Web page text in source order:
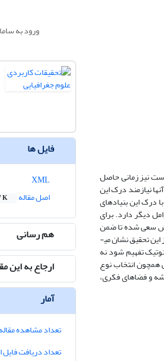
ورود به
نیز زمانی حاصل
نیازمند درک این
درک این بنیادهای
دیگر دارد. برای
سعی شده تا ضمن
تحقیق نشان می­
تفهیم ­شود نه
انتخاب نوع
و فضاهای فکری،
فایل ها
اصل مقاله
K
هم رسانی
ارجاع به این
آمار
تعداد مشاهده مقاله
تعداد دریافت